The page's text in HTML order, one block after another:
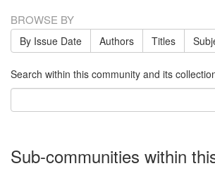
BROWSE BY
By Issue Date Authors Titles
Search within this community and its
Sub-communities within